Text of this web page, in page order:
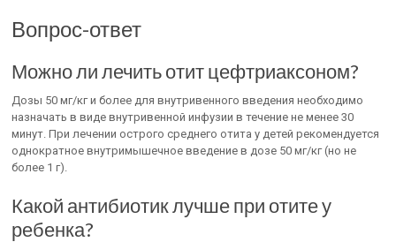
Вопрос-ответ
Можно ли лечить отит цефтриаксоном?
Дозы 50 мг/кг и более для внутривенного введения необходимо
назначать в виде внутривенной инфузии в течение не менее 30
минут. При лечении острого среднего отита у детей рекомендуется
однократное внутримышечное введение в дозе 50 мг/кг (но не
более 1 г).
Какой антибиотик лучше при отите у
ребенка?